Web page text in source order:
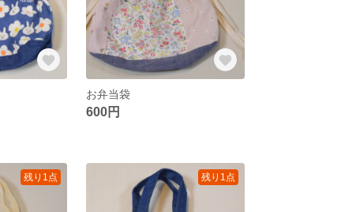
お弁当袋
600円
残り1点 残り1点